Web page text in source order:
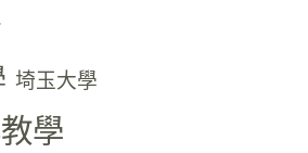
埼玉大學
學